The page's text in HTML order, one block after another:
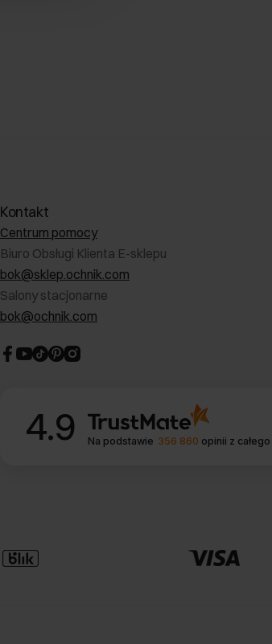
Kontakt
Centrum pomocy
Biuro Obsługi Klienta E-sklepu
bok@sklep.ochnik.com
Salony stacjonarne
bok@ochnik.com
4.9 Na podstawie 356 860 opinii z